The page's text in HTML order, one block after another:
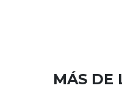
MÁS DE